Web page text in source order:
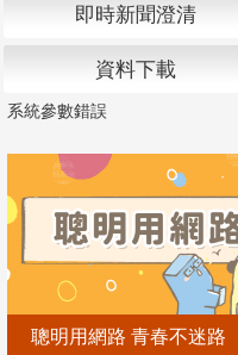
即時新聞澄清
資料下載
系統參數錯誤
聰明用網路 青春不迷路